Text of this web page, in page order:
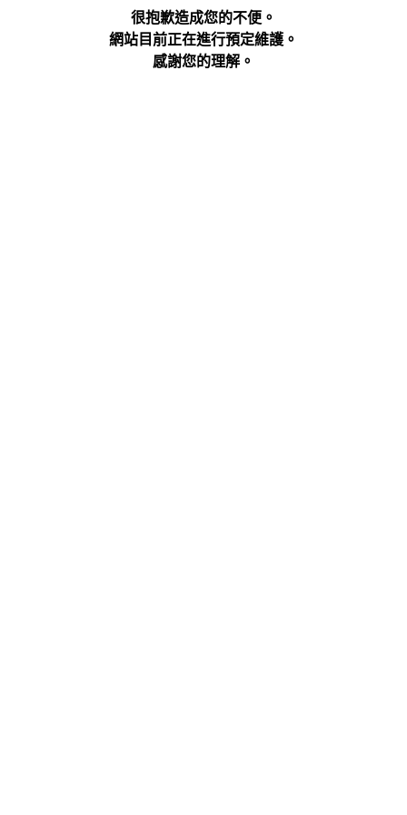
很抱歉造成您的不便。
網站目前正在進行預定維護。
感謝您的理解。